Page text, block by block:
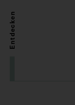
Entdecken